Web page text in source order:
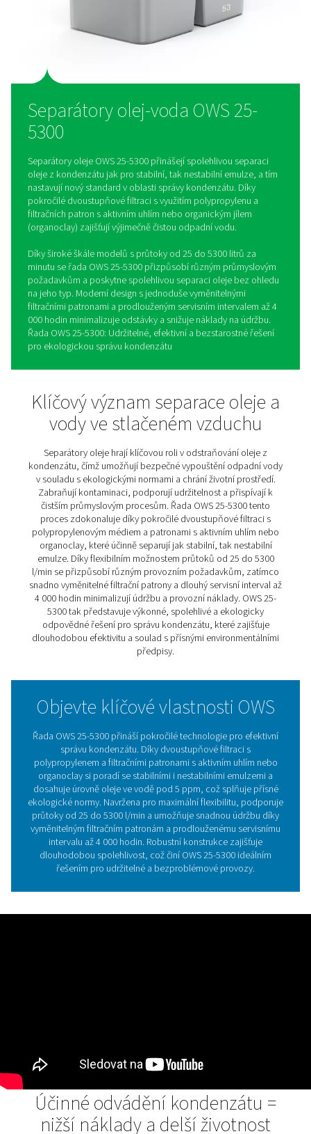
servisnímu intervalu až 4 000 hodin minimalizuje provozní
snižuje náklady na údržbu a zajišťuje bezstarostnou
Separátory olej-voda OWS
5300
Separátory oleje OWS 25-5300 přinášejí spolehlivou
oleje z kondenzátu jak pro stabilní, tak nestabilní
nastavují nový standard v oblasti správy kondenzátu.
pokročilé dvoustupňové filtraci s využitím
filtračních patron s aktivním uhlím nebo organickým
(organoclay) zajišťují výjimečně čistou odpadní vodu.
Díky široké škále modelů s průtoky od 25 do 5300 litrů
na jeho typ. Moderní design s jednoduše vyměnitelnými
filtračními patronami a prodlouženým servisním
000 hodin minimalizuje odstávky a snižuje náklady na
Řada OWS 25-5300: Udržitelné, efektivní a
pro ekologickou správu kondenzátu
Klíčový význam separace
vody ve stlačeném
l/min se přizpůsobí různým provozním požadavkům,
snadno vyměnitelné filtrační patrony a dlouhý servisní
4 000 hodin minimalizují údržbu a provozní náklady.
5300 tak představuje výkonné, spolehlivé a
odpovědné řešení pro správu kondenzátu, které